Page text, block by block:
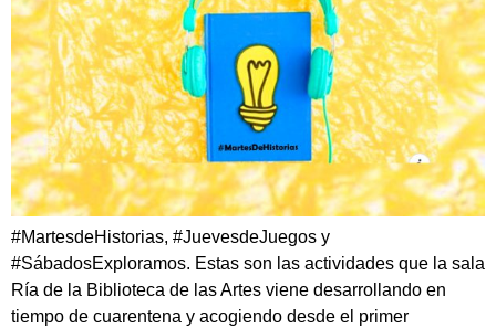
#MartesdeHistorias, #JuevesdeJuegos y
#SábadosExploramos. Estas son las actividades que la sala
Ría de la Biblioteca de las Artes viene desarrollando en
tiempo de cuarentena y acogiendo desde el primer